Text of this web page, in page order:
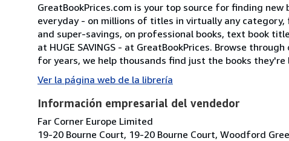
GreatBookPrices.com is your top source for finding
everyday - on millions of titles in virtually any
and super-savings, on professional books, text book
at HUGE SAVINGS - at GreatBookPrices. Browse
for years, we help thousands find just the books
Ver la página web de la librería
Información empresarial del vendedor
Far Corner Europe Limited
19-20 Bourne Court, 19-20 Bourne Court, Woodford